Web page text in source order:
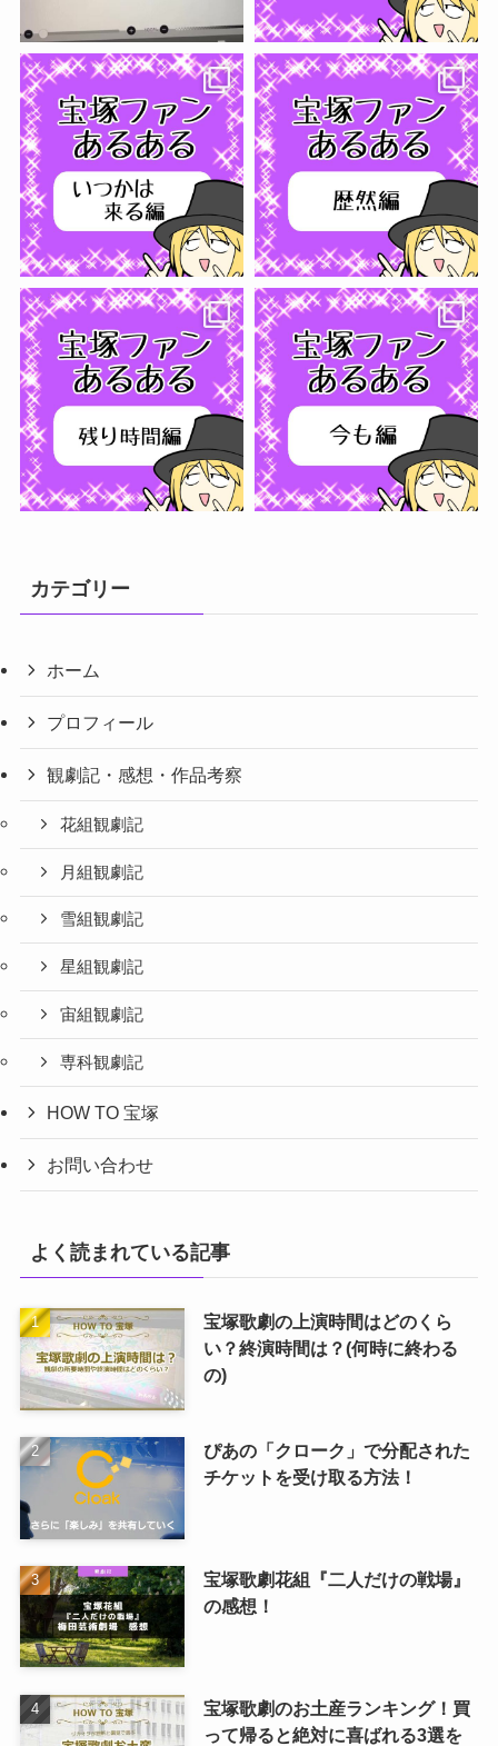
カテゴリー
ホーム
プロフィール
観劇記・感想・作品考察
花組観劇記
月組観劇記
雪組観劇記
星組観劇記
宙組観劇記
専科観劇記
HOW TO 宝塚
お問い合わせ
よく読まれている記事
宝塚歌劇の上演時間はどのくら
い？終演時間は？(何時に終わる
の)
ぴあの「クローク」で分配された
チケットを受け取る方法！
宝塚歌劇花組『二人だけの戦場』
の感想！
宝塚歌劇のお土産ランキング！買
って帰ると絶対に喜ばれる3選を